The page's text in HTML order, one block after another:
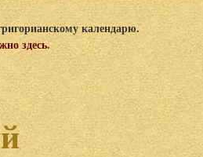
календарю.
здесь.